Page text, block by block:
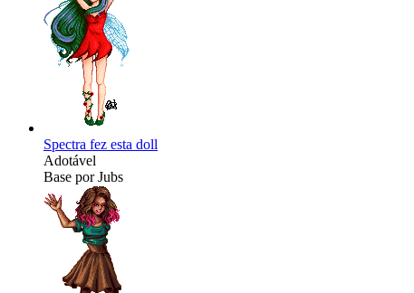
Spectra fez esta doll
Adotável
Base por Jubs